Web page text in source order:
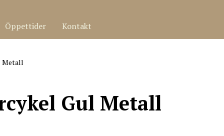
Öppettider Kontakt
Metall
Gul Metall